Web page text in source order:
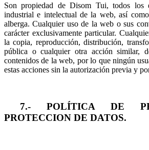
Son propiedad de Disom Tui, todos los
industrial e intelectual de la web, así
alberga. Cualquier uso de la web o sus
carácter exclusivamente particular.
la copia, reproducción, distribución,
pública o cualquier otra acción similar,
contenidos de la web, por lo que ningún
estas acciones sin la autorización previa y
7.- POLÍTICA DE
PROTECCION DE DATOS.